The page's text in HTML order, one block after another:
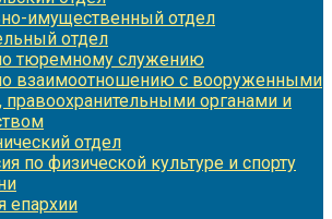
имущественный отдел
отдел
тюремному служению
взаимоотношению с вооруженными
правоохранительными органами и
отдел
по физической культуре и спорту
епархии